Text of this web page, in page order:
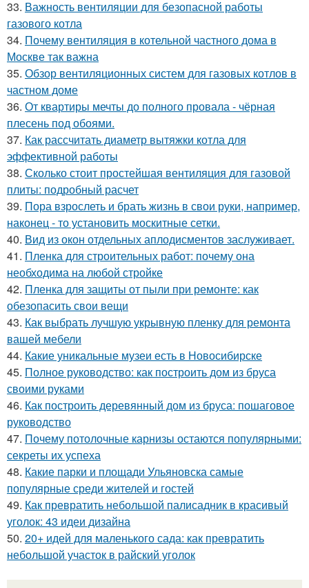
33. Важность вентиляции для безопасной работы
газового котла
34. Почему вентиляция в котельной частного дома в
Москве так важна
35. Обзор вентиляционных систем для газовых котлов в
частном доме
36. От квартиры мечты до полного провала - чёрная
плесень под обоями.
37. Как рассчитать диаметр вытяжки котла для
эффективной работы
38. Сколько стоит простейшая вентиляция для газовой
плиты: подробный расчет
39. Пора взрослеть и брать жизнь в свои руки, например,
наконец - то установить москитные сетки.
40. Вид из окон отдельных аплодисментов заслуживает.
41. Пленка для строительных работ: почему она
необходима на любой стройке
42. Пленка для защиты от пыли при ремонте: как
обезопасить свои вещи
43. Как выбрать лучшую укрывную пленку для ремонта
вашей мебели
44. Какие уникальные музеи есть в Новосибирске
45. Полное руководство: как построить дом из бруса
своими руками
46. Как построить деревянный дом из бруса: пошаговое
руководство
47. Почему потолочные карнизы остаются популярными:
секреты их успеха
48. Какие парки и площади Ульяновска самые
популярные среди жителей и гостей
49. Как превратить небольшой палисадник в красивый
уголок: 43 идеи дизайна
50. 20+ идей для маленького сада: как превратить
небольшой участок в райский уголок